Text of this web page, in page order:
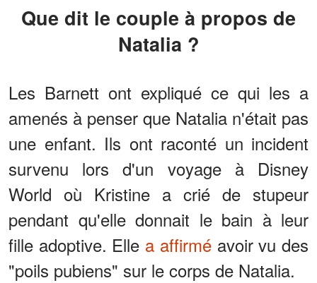
Que dit le couple à propos de
Natalia ?
Les Barnett ont expliqué ce qui les a
amenés à penser que Natalia n'était pas
une enfant. Ils ont raconté un incident
survenu lors d'un voyage à Disney
World où Kristine a crié de stupeur
pendant qu'elle donnait le bain à leur
fille adoptive. Elle a affirméavoir vu des
"poils pubiens" sur le corps de Natalia.